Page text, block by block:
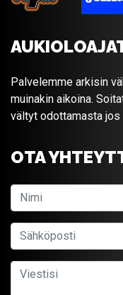
Palvelemme arkisin
muinakin aikoina.
vältyt odottamasta jos
OTA